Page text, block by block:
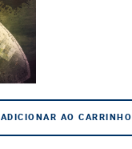
ADICIONAR AO CARRINHO